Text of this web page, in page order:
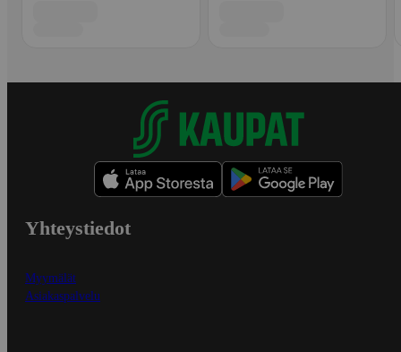
Yhteystiedot
Myymälät
Asiakaspalvelu